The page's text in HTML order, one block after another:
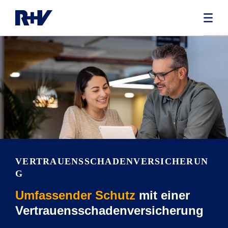
VERTRAUENSSCHADENVERSICHERUN
G
Umfassender Schutz mit einer
Vertrauensschadenversicherung